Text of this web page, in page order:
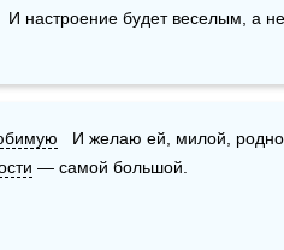
И настроение будет веселым, а
И желаю ей, милой,
— самой большой.